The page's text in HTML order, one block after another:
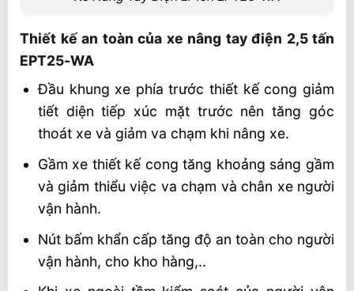
Thiết kế an toàn của xe nâng tay điện 2,5 tấn
EPT25-WA
Đầu khung xe phía trước thiết kế cong giảm
tiết diện tiếp xúc mặt trước nên tăng góc
thoát xe và giảm va chạm khi nâng xe.
Gầm xe thiết kế cong tăng khoảng sáng gầm
và giảm thiểu việc va chạm và chân xe người
vận hành.
Nút bấm khẩn cấp tăng độ an toàn cho người
vận hành, cho kho hàng,..